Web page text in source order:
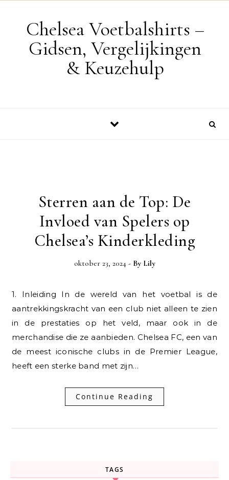
Chelsea Voetbalshirts –
Gidsen, Vergelijkingen
& Keuzehulp
Sterren aan de Top: De
Invloed van Spelers op
Chelsea’s Kinderkleding
oktober 23, 2024 - By Lily
1. Inleiding In de wereld van het voetbal is de
aantrekkingskracht van een club niet alleen te zien
in de prestaties op het veld, maar ook in de
merchandise die ze aanbieden. Chelsea FC, een van
de meest iconische clubs in de Premier League,
heeft een sterke band met zijn…
Continue Reading
TAGS